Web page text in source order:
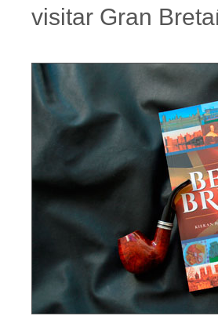
visitar Gran